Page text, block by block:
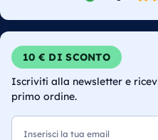
10 € DI SCONTO
Iscriviti alla newsletter e
primo ordine.